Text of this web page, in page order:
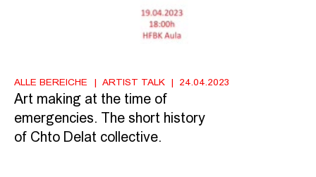
ALLE BEREICHE ARTIST TALK 24.04.2023
Art making at the time of
emergencies. The short history
of Chto Delat collective.